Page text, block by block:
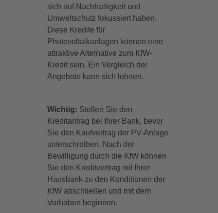
sich auf Nachhaltigkeit und
Umweltschutz fokussiert haben.
Diese Kredite für
Photovoltaikanlagen können eine
attraktive Alternative zum KfW-
Kredit sein. Ein Vergleich der
Angebote kann sich lohnen.
Wichtig: Stellen Sie den
Kreditantrag bei Ihrer Bank, bevor
Sie den Kaufvertrag der PV-Anlage
unterschreiben. Nach der
Bewilligung durch die KfW können
Sie den Kreditvertrag mit Ihrer
Hausbank zu den Konditionen der
KfW abschließen und mit dem
Vorhaben beginnen.